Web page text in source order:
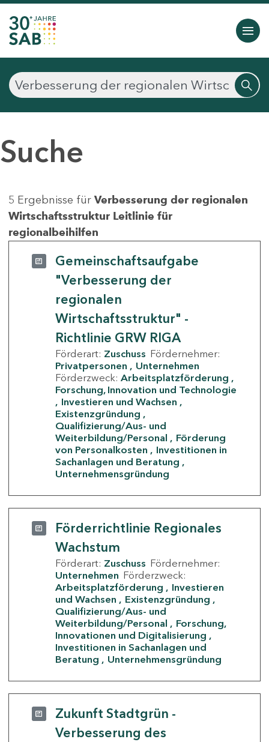
Suche
5 Ergebnisse für Verbesserung der regionalen
Wirtschaftsstruktur Leitlinie für
regionalbeihilfen
Gemeinschaftsaufgabe
"Verbesserung der
regionalen
Wirtschaftsstruktur" -
Richtlinie GRW RIGA
Förderart: Zuschuss Fördernehmer:
Privatpersonen
Unternehmen
Förderzweck: Arbeitsplatzförderung
Forschung, Innovation und Technologie
Investieren und Wachsen
Existenzgründung
Qualifizierung/Aus- und
Weiterbildung/Personal
Förderung
von Personalkosten
Investitionen in
Sachanlagen und Beratung
Unternehmensgründung
Förderrichtlinie Regionales
Wachstum
Förderart: Zuschuss Fördernehmer:
Unternehmen Förderzweck:
Arbeitsplatzförderung
Investieren
und Wachsen
Existenzgründung
Qualifizierung/Aus- und
Weiterbildung/Personal
Forschung,
Innovationen und Digitalisierung
Investitionen in Sachanlagen und
Beratung
Unternehmensgründung
Zukunft Stadtgrün -
Verbesserung des